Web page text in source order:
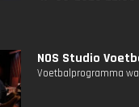
NOS Studio
Voetbalprogramma